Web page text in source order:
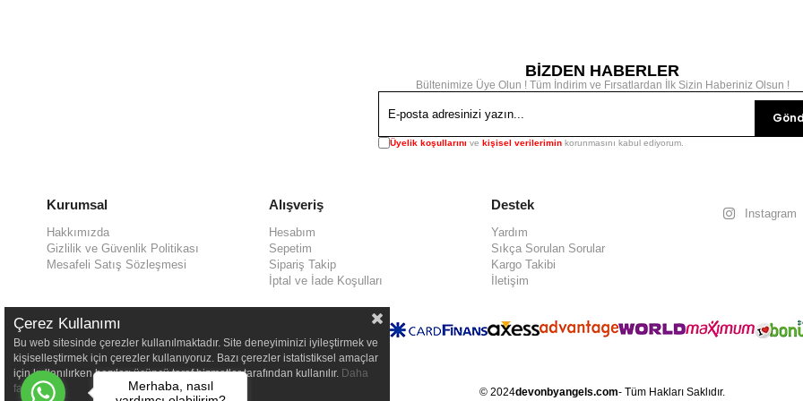
BİZDEN HABERLER
Bültenimize Üye Olun ! Tüm İndirim ve Fırsatlardan İlk Sizin Haberiniz Olsun !
Üyelik koşullarını ve kişisel verilerimin korunmasını kabul ediyorum.
Kurumsal
Hakkımızda
Gizlilik ve Güvenlik Politikası
Mesafeli Satış Sözleşmesi
Alışveriş
Hesabım
Sepetim
Sipariş Takip
İptal ve İade Koşulları
Destek
Yardım
Sıkça Sorulan Sorular
Kargo Takibi
İletişim
Instagram
© 2024devonbyangels.com- Tüm Hakları Saklıdır.
Çerez Kullanımı
Bu web sitesinde çerezler kullanılmaktadır. Site deneyiminizi iyileştirmek ve
kişiselleştirmek için çerezler kullanıyoruz. Bazı çerezler istatistiksel amaçlar
için kullanılırken bazıları üçüncü taraf hizmetler tarafından kullanılır. Daha
fazla bilgi
Merhaba, nasıl